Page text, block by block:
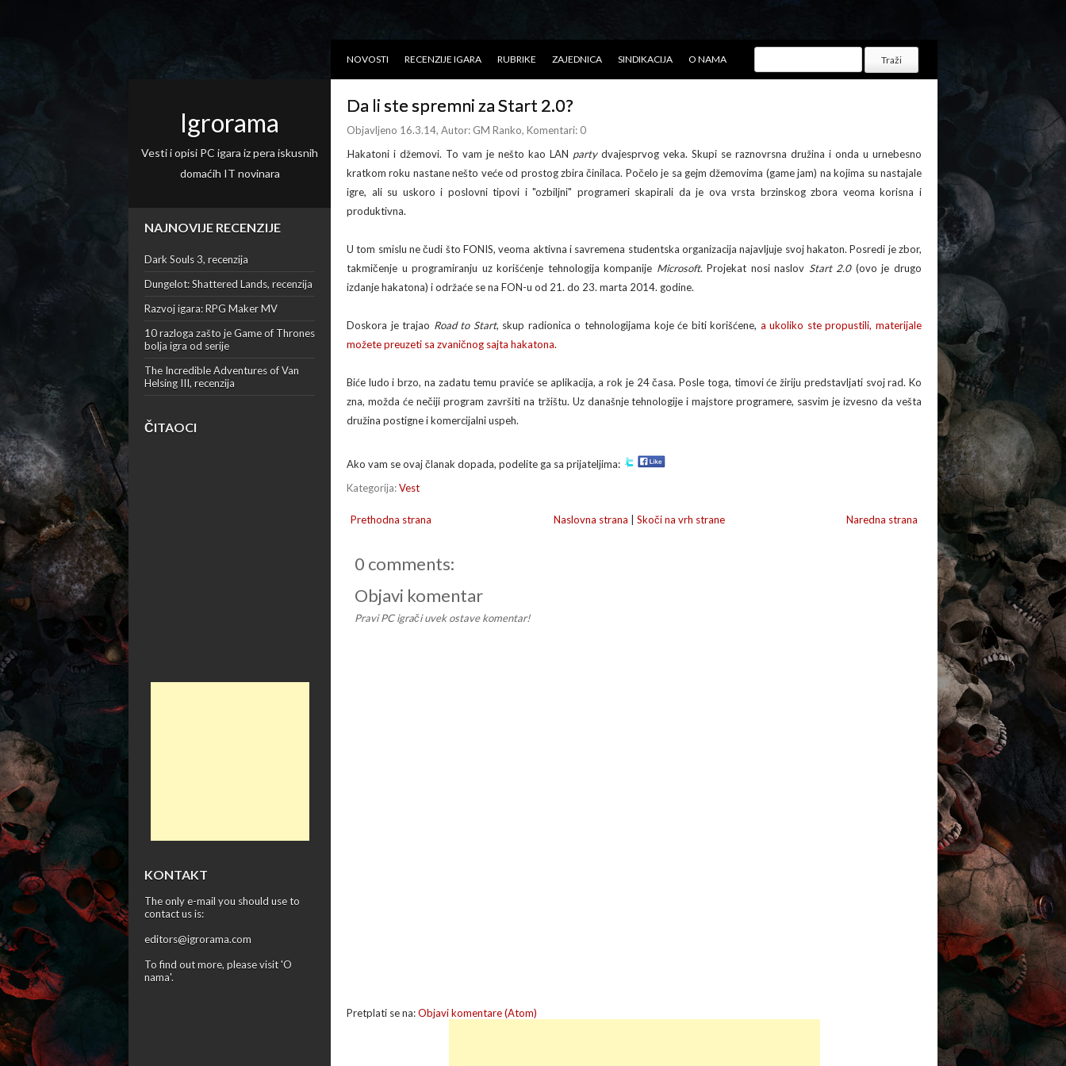
NOVOSTI RECENZIJE IGARA RUBRIKE ZAJEDNICA SINDIKACIJA O NAMA
Igrorama
Vesti i opisi PC igara iz pera iskusnih
domaćih IT novinara
NAJNOVIJE RECENZIJE
Dark Souls 3, recenzija
Dungelot: Shattered Lands, recenzija
Razvoj igara: RPG Maker MV
10 razloga zašto je Game of Thrones
bolja igra od serije
The Incredible Adventures of Van
Helsing III, recenzija
ČITAOCI
KONTAKT
The only e-mail you should use to
contact us is:
editors@igrorama.com
To find out more, please visit 'O
nama'.
Da li ste spremni za Start 2.0?
Objavljeno 16.3.14, Autor: GM Ranko, Komentari: 0
Hakatoni i džemovi. To vam je nešto kao LAN party dvajesprvog veka. Skupi se raznovrsna družina i onda u urnebesno
kratkom roku nastane nešto veće od prostog zbira činilaca. Počelo je sa gejm džemovima (game jam) na kojima su nastajale
igre, ali su uskoro i poslovni tipovi i "ozbiljni" programeri skapirali da je ova vrsta brzinskog zbora veoma korisna i
produktivna.
U tom smislu ne čudi što FONIS, veoma aktivna i savremena studentska organizacija najavljuje svoj hakaton. Posredi je zbor,
takmičenje u programiranju uz korišćenje tehnologija kompanije Microsoft. Projekat nosi naslov Start 2.0(ovo je drugo
izdanje hakatona) i održaće se na FON-u od 21. do 23. marta 2014. godine.
Doskora je trajao Road to Start, skup radionica o tehnologijama koje će biti korišćene, a ukoliko ste propustili, materijale
možete preuzeti sa zvaničnog sajta hakatona.
Biće ludo i brzo, na zadatu temu praviće se aplikacija, a rok je 24 časa. Posle toga, timovi će žiriju predstavljati svoj rad. Ko
zna, možda će nečiji program završiti na tržištu. Uz današnje tehnologije i majstore programere, sasvim je izvesno da vešta
družina postigne i komercijalni uspeh.
Ako vam se ovaj članak dopada, podelite ga sa prijateljima:
Kategorija:Vest
Naredna strana
Prethodna strana Naslovna strana Skoči na vrh strane
0 comments:
Objavi komentar
Pravi PC igrači uvek ostave komentar!
Pretplati se na:Objavi komentare (Atom)